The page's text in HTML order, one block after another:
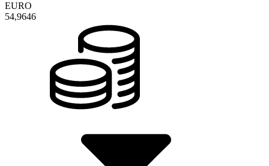
EURO
54,9646